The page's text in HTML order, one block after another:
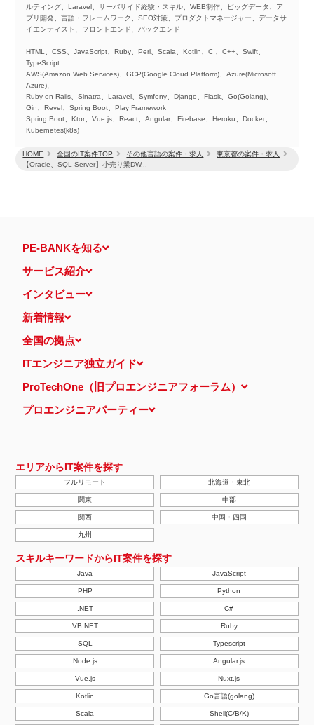
HOME 全国のIT案件TOP その他言語の案件・求人
東京都の案件・求人
【Oracle、SQL Server】小売り業DW...
ルティング、Laravel、サーバサイド経験・スキル、WEB制作、ビッグデータ、ア
プリ開発、言語・フレームワーク、SEO対策、プロダクトマネージャー、データサ
イエンティスト、フロントエンド、バックエンド
HTML、CSS、JavaScript、Ruby、Perl、Scala、Kotlin、C 、C++、Swift、
TypeScript
AWS(Amazon Web Services)、GCP(Google Cloud Platform)、Azure(Microsoft
Azure)、
Ruby on Rails、Sinatra、Laravel、Symfony、Django、Flask、Go(Golang)、
Gin、Revel、Spring Boot、Play Framework
Spring Boot、Ktor、Vue.js、React、Angular、Firebase、Heroku、Docker、
Kubernetes(k8s)
PE-BANKを知る
サービス紹介
インタビュー
新着情報
全国の拠点
ITエンジニア独立ガイド
ProTechOne（旧プロエンジニアフォーラム）
プロエンジニアパーティー
エリアからIT案件を探す
フルリモート 北海道・東北
関東 中部
関西 中国・四国
九州
スキルキーワードからIT案件を探す
Java JavaScript
PHP Python
.NET C#
VB.NET Ruby
SQL Typescript
Node.js Angular.js
Vue.js Nuxt.js
Kotlin Go言語(golang)
Scala Shell(C/B/K)